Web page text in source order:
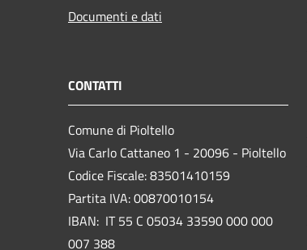
Documenti e dati
CONTATTI
Comune di Pioltello
Via Carlo Cattaneo 1 - 20096 - Pioltello
Codice Fiscale: 83501410159
Partita IVA: 00870010154
IBAN: IT 55 C 05034 33590 000 000
007 388